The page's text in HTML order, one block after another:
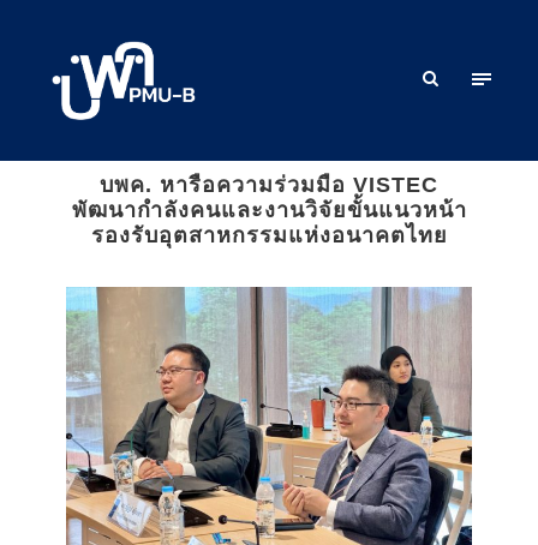
บพค. หารือความร่วมมือ VISTEC
พัฒนากำลังคนและงานวิจัยขั้นแนวหน้า
รองรับอุตสาหกรรมแห่งอนาคตไทย